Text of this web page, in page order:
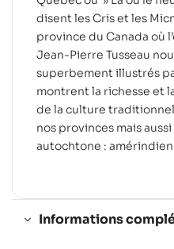
disent les Cris et les
province du Canada où
Jean-Pierre Tusseau
superbement illustrés
montrent la richesse et
de la culture
nos provinces mais
autochtone :
Informations